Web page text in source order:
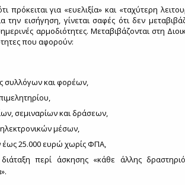
πρόκειται για «ευελιξία» και «ταχύτερη
την εισήγηση, γίνεται σαφές ότι δεν
αρμοδιότητες. Μεταβιβάζονται στη
που αφορούν:
συλλόγων και φορέων,
σεμιναρίων και δράσεων,
μέσων,
25.000 ευρώ χωρίς ΦΠΑ,
περί άσκησης «κάθε άλλης